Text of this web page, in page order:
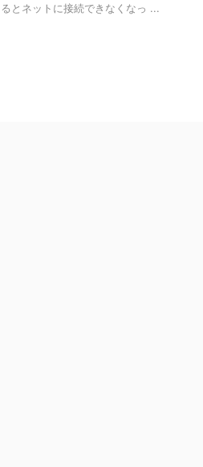
るとネットに接続できなくなっ ...